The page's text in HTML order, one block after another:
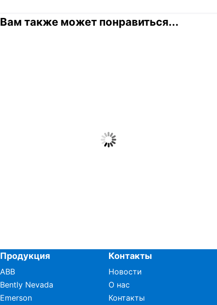
Вам также может понравиться...
Продукция
ABB
Bently Nevada
Emerson
Контакты
Новости
О нас
Контакты